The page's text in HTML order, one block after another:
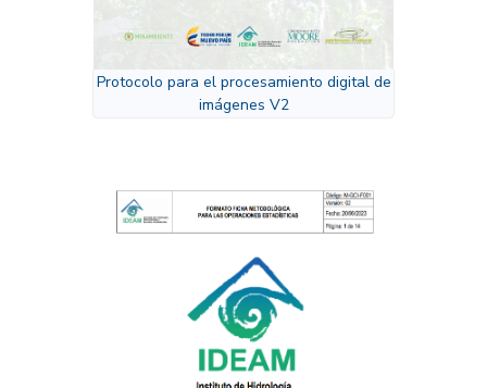
Protocolo para el procesamiento digital de
imágenes V2